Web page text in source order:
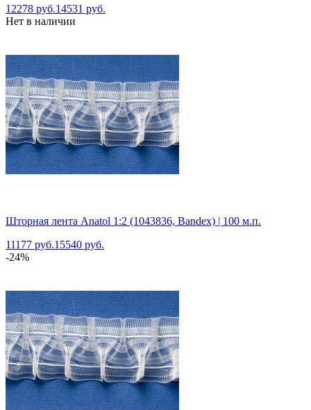
12278 руб.14531 руб.
Нет в наличии
Шторная лента Anatol 1:2 (1043836, Bandex) | 100 м.п.
11177 руб.15540 руб.
-24%